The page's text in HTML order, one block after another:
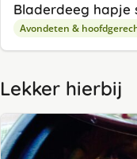
Bladerdeeg hapje
Avondeten &
Lekker hierbij